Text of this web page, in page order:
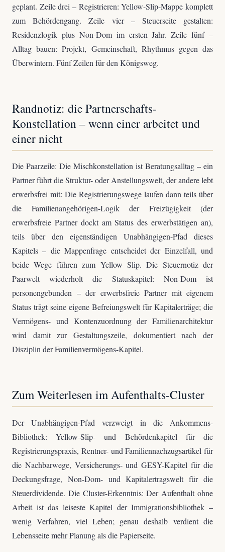
geplant. Zeile drei – Registrieren: Yellow-Slip-Mappe komplett
zum Behördengang. Zeile vier – Steuerseite gestalten:
Residenzlogik plus Non-Dom im ersten Jahr. Zeile fünf –
Alltag bauen: Projekt, Gemeinschaft, Rhythmus gegen das
Überwintern. Fünf Zeilen für den Königsweg.
Randnotiz: die Partnerschafts-
Konstellation – wenn einer arbeitet und
einer nicht
Die Paarzeile: Die Mischkonstellation ist Beratungsalltag – ein
Partner führt die Struktur- oder Anstellungswelt, der andere lebt
erwerbsfrei mit: Die Registrierungswege laufen dann teils über
die Familienangehörigen-Logik der Freizügigkeit (der
erwerbsfreie Partner dockt am Status des erwerbstätigen an),
teils über den eigenständigen Unabhängigen-Pfad dieses
Kapitels – die Mappenfrage entscheidet der Einzelfall, und
beide Wege führen zum Yellow Slip. Die Steuernotiz der
Paarwelt wiederholt die Statuskapitel: Non-Dom ist
personengebunden – der erwerbsfreie Partner mit eigenem
Status trägt seine eigene Befreiungswelt für Kapitalerträge; die
Vermögens- und Kontenzuordnung der Familienarchitektur
wird damit zur Gestaltungszeile, dokumentiert nach der
Disziplin der Familienvermögens-Kapitel.
Zum Weiterlesen im Aufenthalts-Cluster
Der Unabhängigen-Pfad verzweigt in die Ankommens-
Bibliothek: Yellow-Slip- und Behördenkapitel für die
Registrierungspraxis, Rentner- und Familiennachzugsartikel für
die Nachbarwege, Versicherungs- und GESY-Kapitel für die
Deckungsfrage, Non-Dom- und Kapitalertragswelt für die
Steuerdividende. Die Cluster-Erkenntnis: Der Aufenthalt ohne
Arbeit ist das leiseste Kapitel der Immigrationsbibliothek –
wenig Verfahren, viel Leben; genau deshalb verdient die
Lebensseite mehr Planung als die Papierseite.